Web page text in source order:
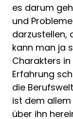
es darum
und
darzustellen,
kann man ja
Charakters
Erfahrung
die
ist dem
über ihn